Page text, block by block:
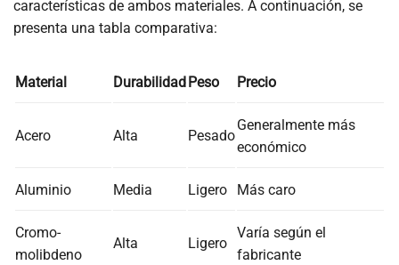
características de ambos materiales. A continuación, se
presenta una tabla comparativa:
Material Durabilidad Peso Precio
Acero Alta Pesado
Generalmente más
económico
Aluminio Media Ligero Más caro
Cromo-
molibdeno
Alta Ligero
Varía según el
fabricante